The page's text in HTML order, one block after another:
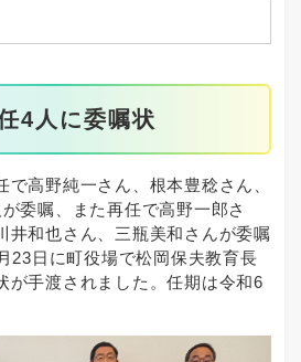
4人に委嘱状
高野純一さん、根本豊稔さん、
委嘱、また再任で高野一郎さ
井和也さん、三瓶美和さんが委嘱
23日に町役場で松岡保夫教育長
が手渡されました。任期は令和6